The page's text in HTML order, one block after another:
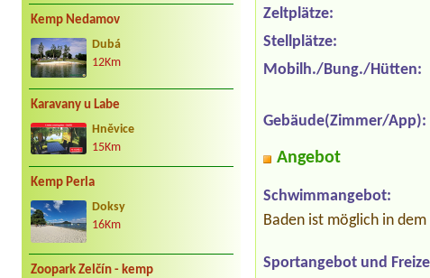
Kemp Nedamov
Dubá
12Km
Karavany u Labe
Hněvice
15Km
Kemp Perla
Doksy
16Km
Zoopark Zelčín - kemp
Zeltplätze:
Stellplätze:
Mobilh./Bung./Hütten:
Gebäude(Zimmer/App):
Angebot
Schwimmangebot:
Baden ist möglich in
Sportangebot und